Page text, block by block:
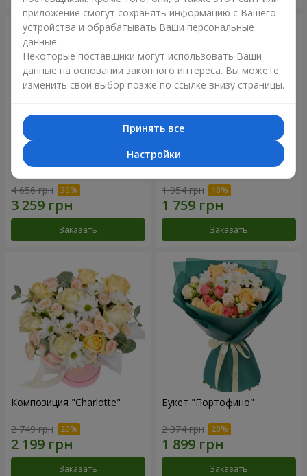
Цветы в коробке "Барокко"
4 656 грн
Заказать
Букет "Розовый вкус
1 954 грн
Заказать
Композиция "Charlotte"
2 749 грн
Заказать
Букет "Портофино"
2 374 грн
Заказать
приложение смогут сохранять информацию с Вашего
устройства и обрабатывать Ваши персональные
данные.
Некоторые поставщики могут использовать Ваши
данные на основании законного интереса. Вы можете
изменить свой выбор позже по ссылке внизу страницы.
Принять все
Настройки